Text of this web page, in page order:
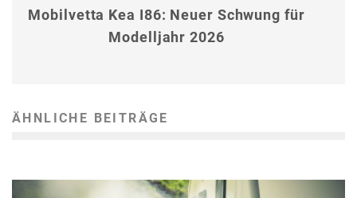
Mobilvetta Kea I86: Neuer Schwung für
Modelljahr 2026
ÄHNLICHE BEITRÄGE